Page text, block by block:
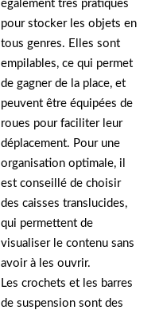
également très pratiques
pour stocker les objets en
tous genres. Elles sont
empilables, ce qui permet
de gagner de la place, et
peuvent être équipées de
roues pour faciliter leur
déplacement. Pour une
organisation optimale, il
est conseillé de choisir
des caisses translucides,
qui permettent de
visualiser le contenu sans
avoir à les ouvrir.
Les crochets et les barres
de suspension sont des